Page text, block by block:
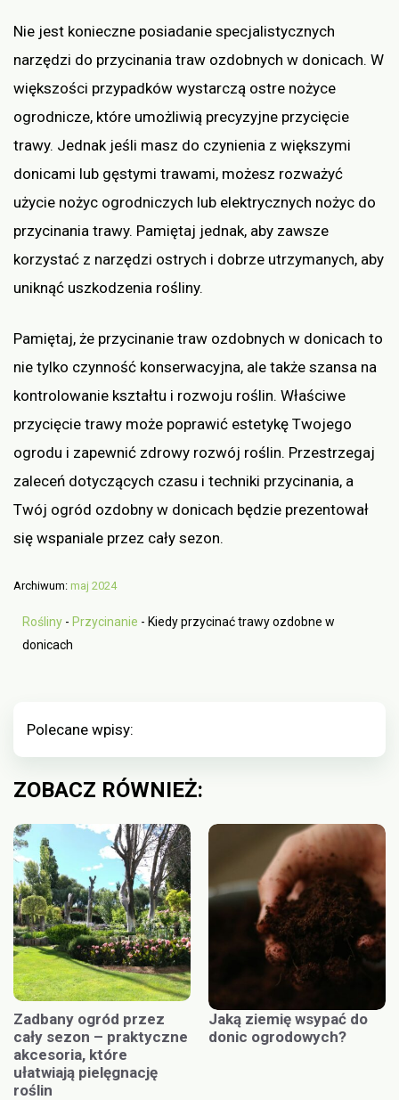
Nie jest konieczne posiadanie specjalistycznych
narzędzi do przycinania traw ozdobnych w donicach. W
większości przypadków wystarczą ostre nożyce
ogrodnicze, które umożliwią precyzyjne przycięcie
trawy. Jednak jeśli masz do czynienia z większymi
donicami lub gęstymi trawami, możesz rozważyć
użycie nożyc ogrodniczych lub elektrycznych nożyc do
przycinania trawy. Pamiętaj jednak, aby zawsze
korzystać z narzędzi ostrych i dobrze utrzymanych, aby
uniknąć uszkodzenia rośliny.
Pamiętaj, że przycinanie traw ozdobnych w donicach to
nie tylko czynność konserwacyjna, ale także szansa na
kontrolowanie kształtu i rozwoju roślin. Właściwe
przycięcie trawy może poprawić estetykę Twojego
ogrodu i zapewnić zdrowy rozwój roślin. Przestrzegaj
zaleceń dotyczących czasu i techniki przycinania, a
Twój ogród ozdobny w donicach będzie prezentował
się wspaniale przez cały sezon.
Archiwum: maj 2024
Rośliny - Przycinanie - Kiedy przycinać trawy ozdobne w
donicach
Polecane wpisy:
ZOBACZ RÓWNIEŻ:
Zadbany ogród przez
cały sezon – praktyczne
akcesoria, które
ułatwiają pielęgnację
roślin
Jaką ziemię wsypać do
donic ogrodowych?